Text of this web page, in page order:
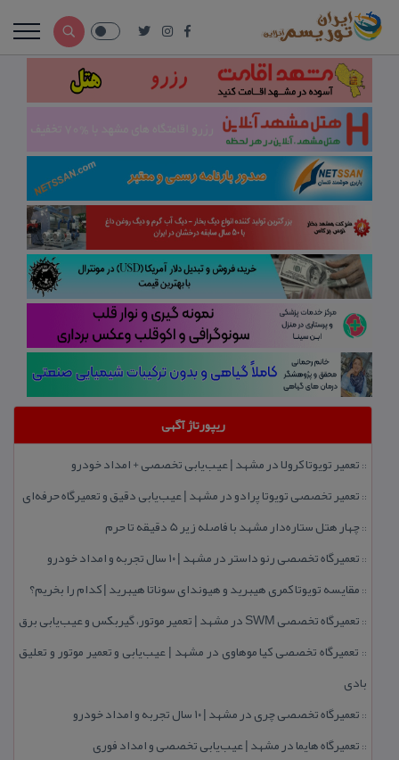
ریپورتاژ آگهی
:: تعمیر تویوتا كرولا در مشهد | عیب‌یابی تخصصی + امداد خودرو
:: تعمیر تخصصی تویوتا پرادو در مشهد | عیب‌یابی دقیق و تعمیرگاه حرفه‌ای
::چهار هتل‌ ستاره‌دار مشهد با فاصله زیر 5 دقیقه تا حرم
:: تعمیرگاه تخصصی رنو داستر در مشهد | ۱۰ سال تجربه و امداد خودرو
:: مقایسه تویوتا كمری هیبرید و هیوندای سوناتا هیبرید | كدام را بخریم؟
:: تعمیرگاه تخصصی SWM در مشهد | تعمیر موتور، گیربكس و عیب‌یابی برق
:: تعمیرگاه تخصصی كیا موهاوی در مشهد | عیب‌یابی و تعمیر موتور و تعلیق
بادی
:: تعمیرگاه تخصصی چری در مشهد | ۱۰ سال تجربه و امداد خودرو
:: تعمیرگاه هایما در مشهد | عیب‌یابی تخصصی و امداد فوری